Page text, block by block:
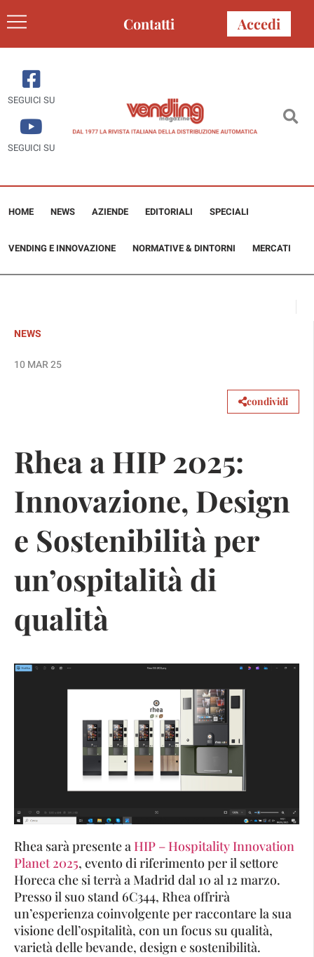
Contatti Accedi
SEGUICI SU
SEGUICI SU
HOME NEWS AZIENDE EDITORIALI SPECIALI
VENDING E INNOVAZIONE NORMATIVE & DINTORNI MERCATI
NEWS
10 MAR 25
condividi
Rhea a HIP 2025:
Innovazione, Design
e Sostenibilità per
un’ospitalità di
qualità
Rhea sarà presente a HIP – Hospitality Innovation
Planet 2025, evento di riferimento per il settore
Horeca che si terrà a Madrid dal 10 al 12 marzo.
Presso il suo stand 6C344, Rhea offrirà
un’esperienza coinvolgente per raccontare la sua
visione dell’ospitalità, con un focus su qualità,
varietà delle bevande, design e sostenibilità.